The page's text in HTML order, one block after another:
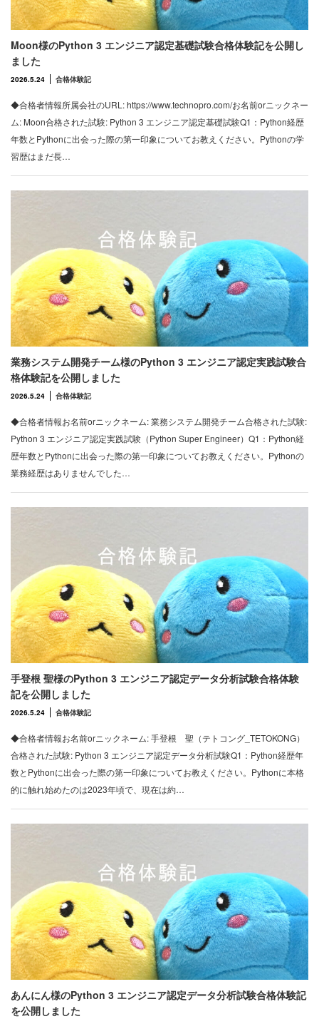
Moon様のPython 3 エンジニア認定基礎試験合格体験記を公開し
ました
2026.5.24 合格体験記
◆合格者情報所属会社のURL: https://www.technopro.com/お名前orニックネー
ム: Moon合格された試験: Python 3 エンジニア認定基礎試験Q1：Python経歴
年数とPythonに出会った際の第一印象についてお教えください。Pythonの学
習歴はまだ長…
業務システム開発チーム様のPython 3 エンジニア認定実践試験合
格体験記を公開しました
2026.5.24 合格体験記
◆合格者情報お名前orニックネーム: 業務システム開発チーム合格された試験:
Python 3 エンジニア認定実践試験（Python Super Engineer）Q1：Python経
歴年数とPythonに出会った際の第一印象についてお教えください。Pythonの
業務経歴はありませんでした…
手登根 聖様のPython 3 エンジニア認定データ分析試験合格体験
記を公開しました
2026.5.24 合格体験記
◆合格者情報お名前orニックネーム: 手登根 聖（テトコング_TETOKONG）
合格された試験: Python 3 エンジニア認定データ分析試験Q1：Python経歴年
数とPythonに出会った際の第一印象についてお教えください。Pythonに本格
的に触れ始めたのは2023年頃で、現在は約…
あんにん様のPython 3 エンジニア認定データ分析試験合格体験記
を公開しました